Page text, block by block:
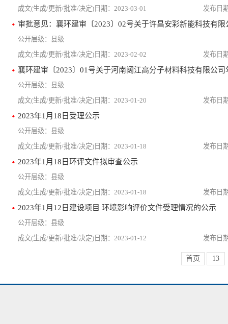
2023-03-01
县级
2023-02-02
县级
2023-01-20
2023年1月18日受理公示
县级
2023-01-18
2023年1月18日环评文件拟审查公示
县级
2023-01-18
2023年1月12日建设项目 环境影响评价文件受理情况的公示
县级
2023-01-12
首页 13